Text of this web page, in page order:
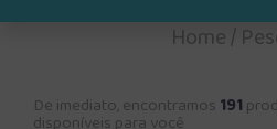
Home/
De imediato, encontramos 191
disponíveis para você